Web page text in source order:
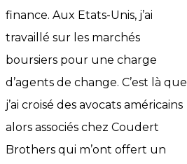
finance. Aux Etats-Unis, j’ai
travaillé sur les marchés
boursiers pour une charge
d’agents de change. C’est là que
j’ai croisé des avocats américains
alors associés chez Coudert
Brothers qui m’ont offert un